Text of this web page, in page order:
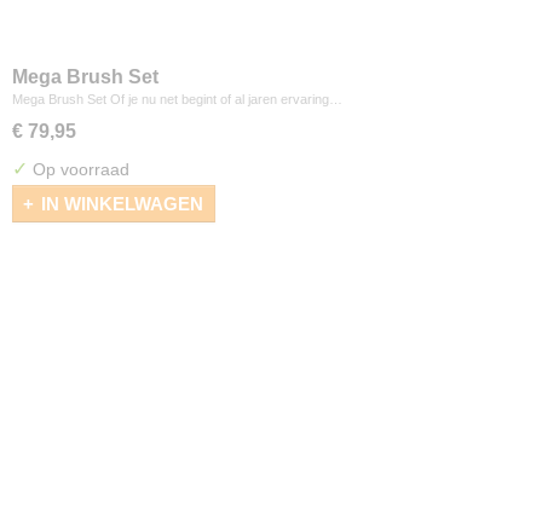
Mega Brush Set
Mega Brush Set Of je nu net begint of al jaren ervaring…
€ 79,95
✓ Op voorraad
IN WINKELWAGEN